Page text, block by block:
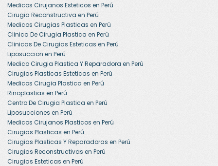
Medicos Cirujanos Esteticos en Perú
Cirugia Reconstructiva en Perú
Medicos Cirugias Plasticas en Perú
Clinica De Cirugia Plastica en Perú
Clinicas De Cirugias Esteticas en Perú
Liposuccion en Perú
Medico Cirugia Plastica Y Reparadora en Perú
Cirugias Plasticas Esteticas en Perú
Medicos Cirugia Plastica en Perú
Rinoplastias en Perú
Centro De Cirugia Plastica en Perú
Liposucciones en Perú
Medicos Cirujanos Plasticos en Perú
Cirugias Plasticas en Perú
Cirugias Plasticas Y Reparadoras en Perú
Cirugias Reconstructivas en Perú
Cirugias Esteticas en Perú